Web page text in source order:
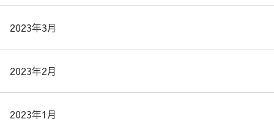
2023年3月
2023年2月
2023年1月